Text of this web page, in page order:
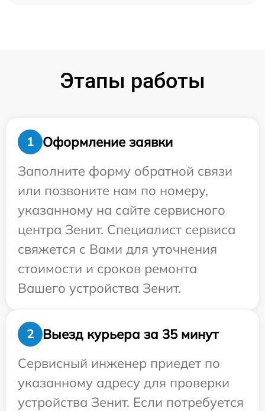
Этапы работы
1
Оформление заявки
Заполните форму обратной связи
или позвоните нам по номеру,
указанному на сайте сервисного
центра Зенит. Специалист сервиса
свяжется с Вами для уточнения
стоимости и сроков ремонта
Вашего устройства Зенит.
2
Выезд курьера за 35 минут
Сервисный инженер приедет по
указанному адресу для проверки
устройства Зенит. Если потребуется